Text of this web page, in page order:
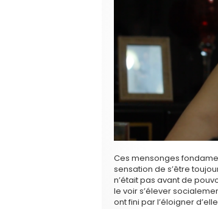
Ces mensonges
sensation de s’être
n’était pas avant de
le voir s’élever
ont fini par l’éloigner